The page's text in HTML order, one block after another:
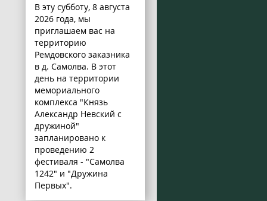
В эту субботу, 8 августа
2026 года, мы
приглашаем вас на
территорию
Ремдовского заказника
в д. Самолва. В этот
день на территории
мемориального
комплекса "Князь
Александр Невский с
дружиной"
запланировано к
проведению 2
фестиваля - "Самолва
1242" и "Дружина
Первых".